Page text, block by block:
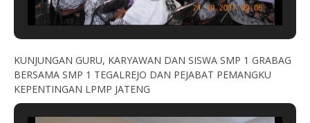
KUNJUNGAN GURU, KARYAWAN DAN SISWA SMP 1 GRABAG
BERSAMA SMP 1 TEGALREJO DAN PEJABAT PEMANGKU
KEPENTINGAN LPMP JATENG